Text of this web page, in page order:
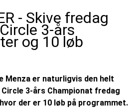
- Skive fredag
3-års
og 10 løb
Menza er naturligvis den helt
3-års Championat fredag
der er 10 løb på programmet.